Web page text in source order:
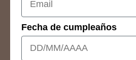
Fecha de cumpleaños